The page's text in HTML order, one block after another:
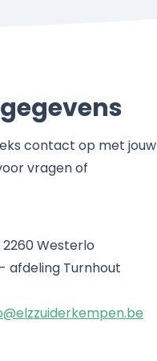
contact op met jouw
vragen of
Westerlo
afdeling Turnhout